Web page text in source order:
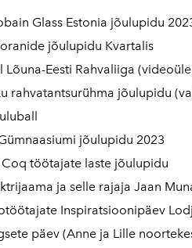
Glass Estonia jõulupidu
jõulupidu Kvartalis
Lõuna-Eesti Rahvaliiga
rahvatantsurühma jõulupidu
jõulupidu 2023
Coq töötajate laste jõulupidu
ja selle rajaja Jaan
Inspiratsioonipäev
päev (Anne ja Lille